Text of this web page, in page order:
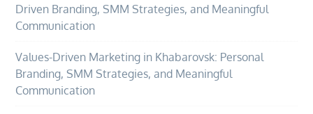
Driven Branding, SMM Strategies, and Meaningful
Communication
Values-Driven Marketing in Khabarovsk: Personal
Branding, SMM Strategies, and Meaningful
Communication